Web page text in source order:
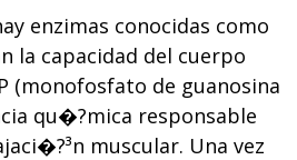
enzimas conocidas como
la capacidad del cuerpo
(monofosfato de guanosina
qu�?­mica responsable
muscular. Una vez